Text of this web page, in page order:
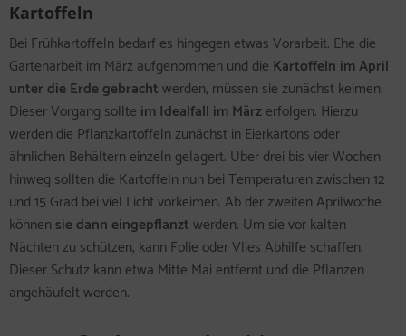
Kartoffeln
Bei Frühkartoffeln bedarf es hingegen etwas Vorarbeit. Ehe die
Gartenarbeit im März aufgenommen und die Kartoffeln im April
unter die Erde gebrachtwerden, müssen sie zunächst keimen.
Dieser Vorgang sollte im Idealfall im Märzerfolgen. Hierzu
werden die Pflanzkartoffeln zunächst in Eierkartons oder
ähnlichen Behältern einzeln gelagert. Über drei bis vier Wochen
hinweg sollten die Kartoffeln nun bei Temperaturen zwischen 12
und 15 Grad bei viel Licht vorkeimen. Ab der zweiten Aprilwoche
können sie dann eingepflanztwerden. Um sie vor kalten
Nächten zu schützen, kann Folie oder Vlies Abhilfe schaffen.
Dieser Schutz kann etwa Mitte Mai entfernt und die Pflanzen
angehäufelt werden.